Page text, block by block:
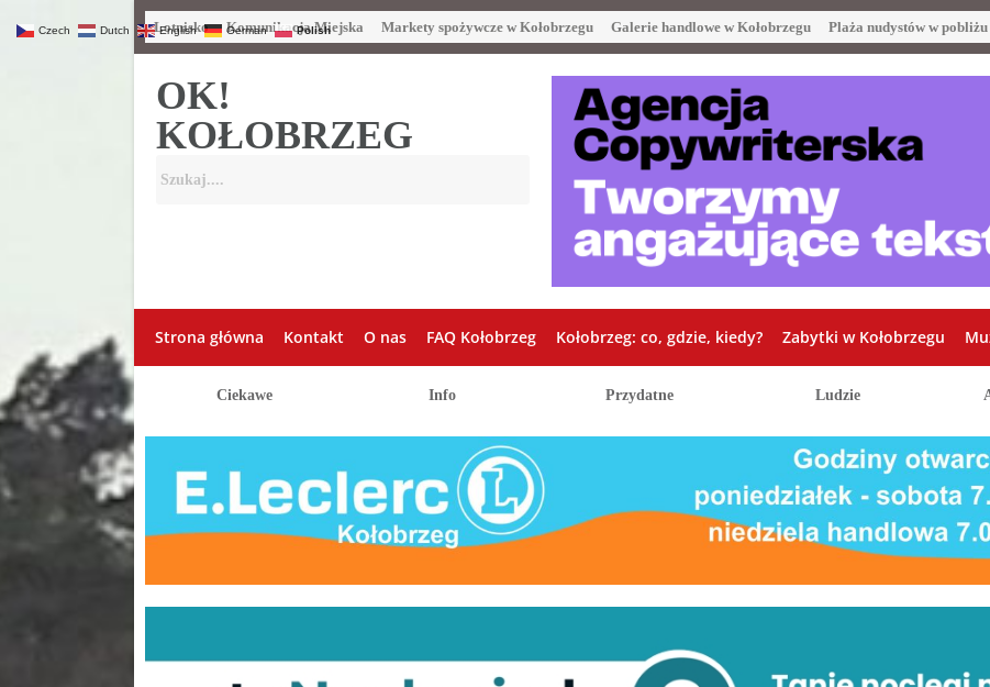
Lotnisko Komunikacja Miejska Markety spożywcze w Kołobrzegu Galerie handlowe w Kołobrzegu Plaża nudystów w
OK!
KOŁOBRZEG
Strona główna Kontakt O nas FAQ Kołobrzeg Kołobrzeg: co, gdzie, kiedy? Zabytki w Kołobrzegu
Ciekawe Info Przydatne Ludzie
Czech Dutch English German Polish